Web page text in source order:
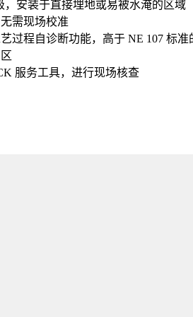
，安装于直接埋地或易被水淹的区域
需现场校准
过程自诊断功能，高于 NE 107 标准
服务工具，进行现场核查